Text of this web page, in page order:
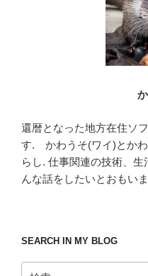
還暦となった地方在住ソ
す. かわうそ(ワイ)とか
らし. 仕事関連の技術、
んな話をしたいとおもい
SEARCH IN MY BLOG